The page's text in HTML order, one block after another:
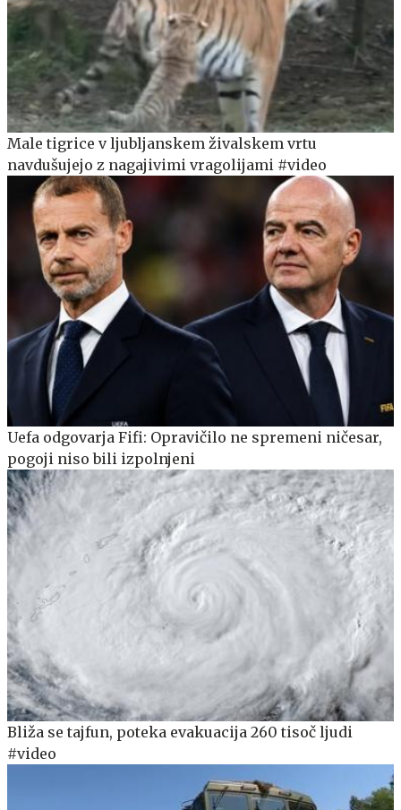
Male tigrice v ljubljanskem živalskem vrtu
navdušujejo z nagajivimi vragolijami #video
Uefa odgovarja Fifi: Opravičilo ne spremeni ničesar,
pogoji niso bili izpolnjeni
Bliža se tajfun, poteka evakuacija 260 tisoč ljudi
#video